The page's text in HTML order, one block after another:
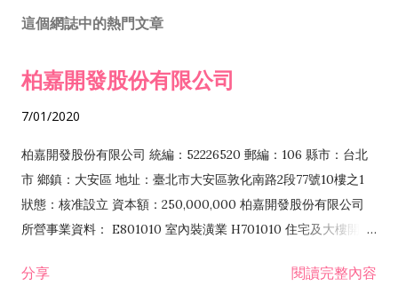
這個網誌中的熱門文章
柏嘉開發股份有限公司
7/01/2020
柏嘉開發股份有限公司 統編：52226520 郵編：106 縣市：台北
市 鄉鎮：大安區 地址：臺北市大安區敦化南路2段77號10樓之1
狀態：核准設立 資本額：250,000,000 柏嘉開發股份有限公司
所營事業資料： E801010 室內裝潢業 H701010 住宅及大樓開發
發業 H703090 不動產買賣業 H703100 不動產租賃業 I503010
分享 閱讀完整內容